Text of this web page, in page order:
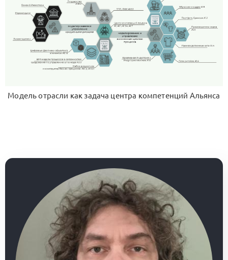
Модель отрасли как задача центра компетенций Альянса